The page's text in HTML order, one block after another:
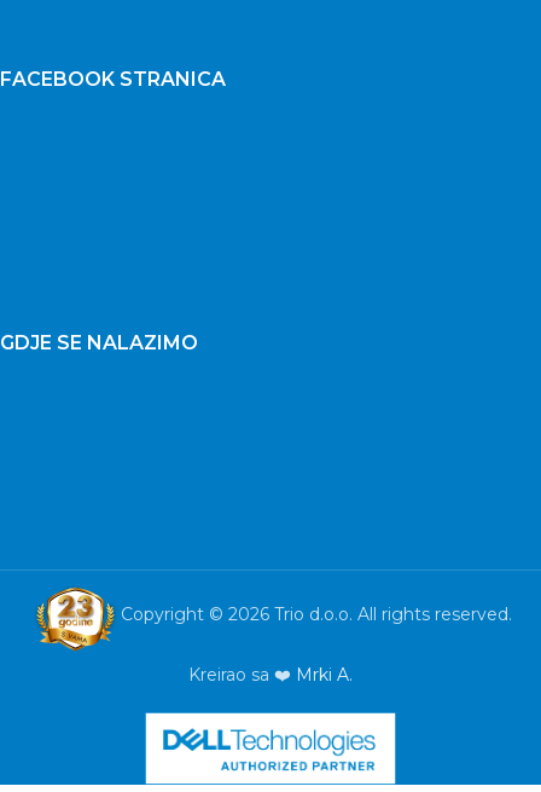
FACEBOOK STRANICA
GDJE SE NALAZIMO
Copyright © 2026 Trio d.o.o. All rights reserved.
Kreirao sa ❤️ Mrki A.